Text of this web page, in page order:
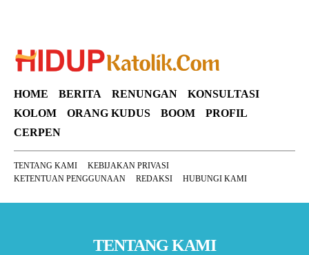
HOME BERITA RENUNGAN
KONSULTASI
KOLOM
ORANG KUDUS BOOM
PROFIL
CERPEN
TENTANG KAMI
KEBIJAKAN PRIVASI
KETENTUAN PENGGUNAAN
REDAKSI HUBUNGI KAMI
TENTANG KAMI